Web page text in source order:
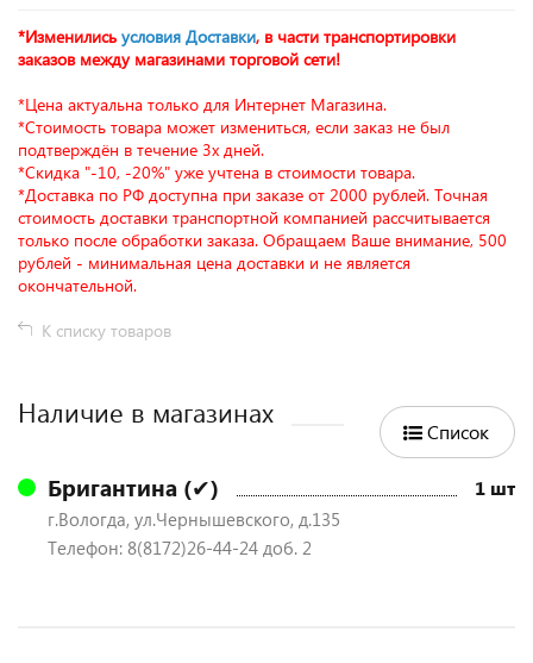
*Изменились условия Доставки, в части транспортировки
заказов между магазинами торговой сети!
*Цена актуальна только для Интернет Магазина.
*Стоимость товара может измениться, если заказ не был
подтверждён в течение 3х дней.
*Скидка "-10, -20%" уже учтена в стоимости товара.
*Доставка по РФ доступна при заказе от 2000 рублей. Точная
стоимость доставки транспортной компанией рассчитывается
только после обработки заказа. Обращаем Ваше внимание, 500
рублей - минимальная цена доставки и не является
окончательной.
К списку товаров
Наличие в магазинах
Список
Бригантина (✔) 1 шт
г.Вологда, ул.Чернышевского, д.135
Телефон: 8(8172)26-44-24 доб. 2